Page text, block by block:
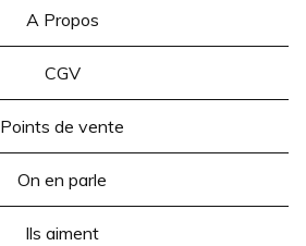
A Propos
CGV
Points de vente
On en parle
Ils aiment